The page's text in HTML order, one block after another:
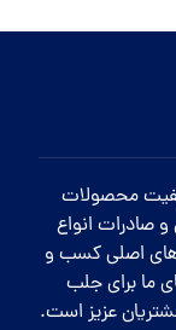
محصولات
صادرات انواع
های اصلی کسب و
ما برای جلب
عزیز است.